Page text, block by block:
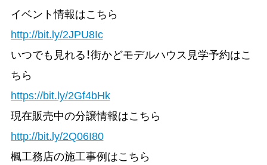
イベント情報はこちら
http://bit.ly/2JPU8Ic
いつでも見れる！街かどモデルハウス見学予約はこ
ちら
https://bit.ly/2Gf4bHk
現在販売中の分譲情報はこちら
http://bit.ly/2Q06I80
楓工務店の施工事例はこちら